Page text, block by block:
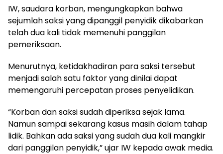
IW, saudara korban, mengungkapkan bahwa
sejumlah saksi yang dipanggil penyidik dikabarkan
telah dua kali tidak memenuhi panggilan
pemeriksaan.
Menurutnya, ketidakhadiran para saksi tersebut
menjadi salah satu faktor yang dinilai dapat
memengaruhi percepatan proses penyelidikan.
“Korban dan saksi sudah diperiksa sejak lama.
Namun sampai sekarang kasus masih dalam tahap
lidik. Bahkan ada saksi yang sudah dua kali mangkir
dari panggilan penyidik,” ujar IW kepada awak media.